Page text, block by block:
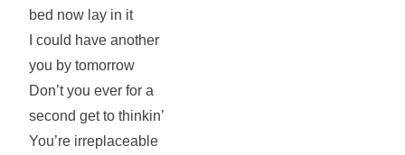
bed now lay in it
I could have another
you by tomorrow
Don’t you ever for a
second get to thinkin’
You’re irreplaceable